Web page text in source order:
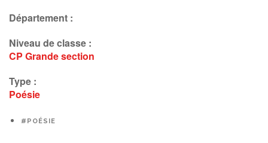
Département :
Niveau de classe :
CP Grande section
Type :
Poésie
#POÉSIE